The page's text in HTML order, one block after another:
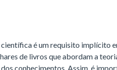
é um requisito implícito
de livros que abordam a
conhecimentos. Assim, é